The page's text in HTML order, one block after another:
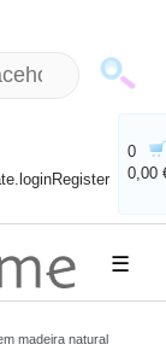
0
0,00
☰
madeira natural